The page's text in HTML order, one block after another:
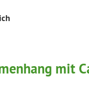
mit